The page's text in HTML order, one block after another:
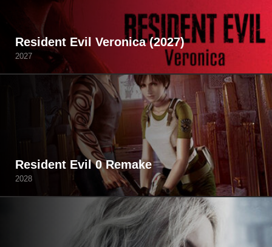
Resident Evil Veronica (2027)
2027
Resident Evil 0 Remake
2028